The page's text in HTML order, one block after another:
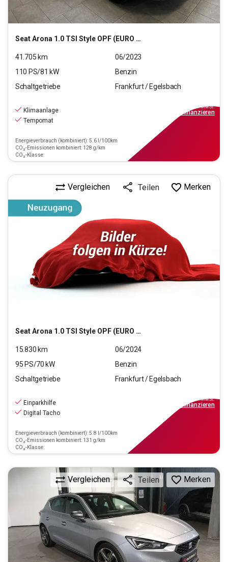
SeatArona 1.0 TSI Style OPF (EURO 6d)
41.705km
06/2023
110 PS/81 kW
Benzin
Schaltgetriebe
Frankfurt / Egelsbach
Klimaanlage
Tempomat
Energieverbrauch (kombiniert): 5.6 l/100km
CO₂-Emissionen kombiniert: 128 g/km
CO₂-Klasse:
inkl.MwSt.
finanzieren
SeatArona 1.0 TSI Style OPF (EURO 6e)
Vergleichen Teilen Merken
15.830 km
06/2024
95 PS/70 kW
Benzin
Schaltgetriebe
Frankfurt / Egelsbach
Einparkhilfe
Digital Tacho
Energieverbrauch (kombiniert): 5.8 l/100km
CO₂-Emissionen kombiniert: 131 g/km
CO₂-Klasse:
inkl.MwSt.
finanzieren
Vergleichen Teilen Merken